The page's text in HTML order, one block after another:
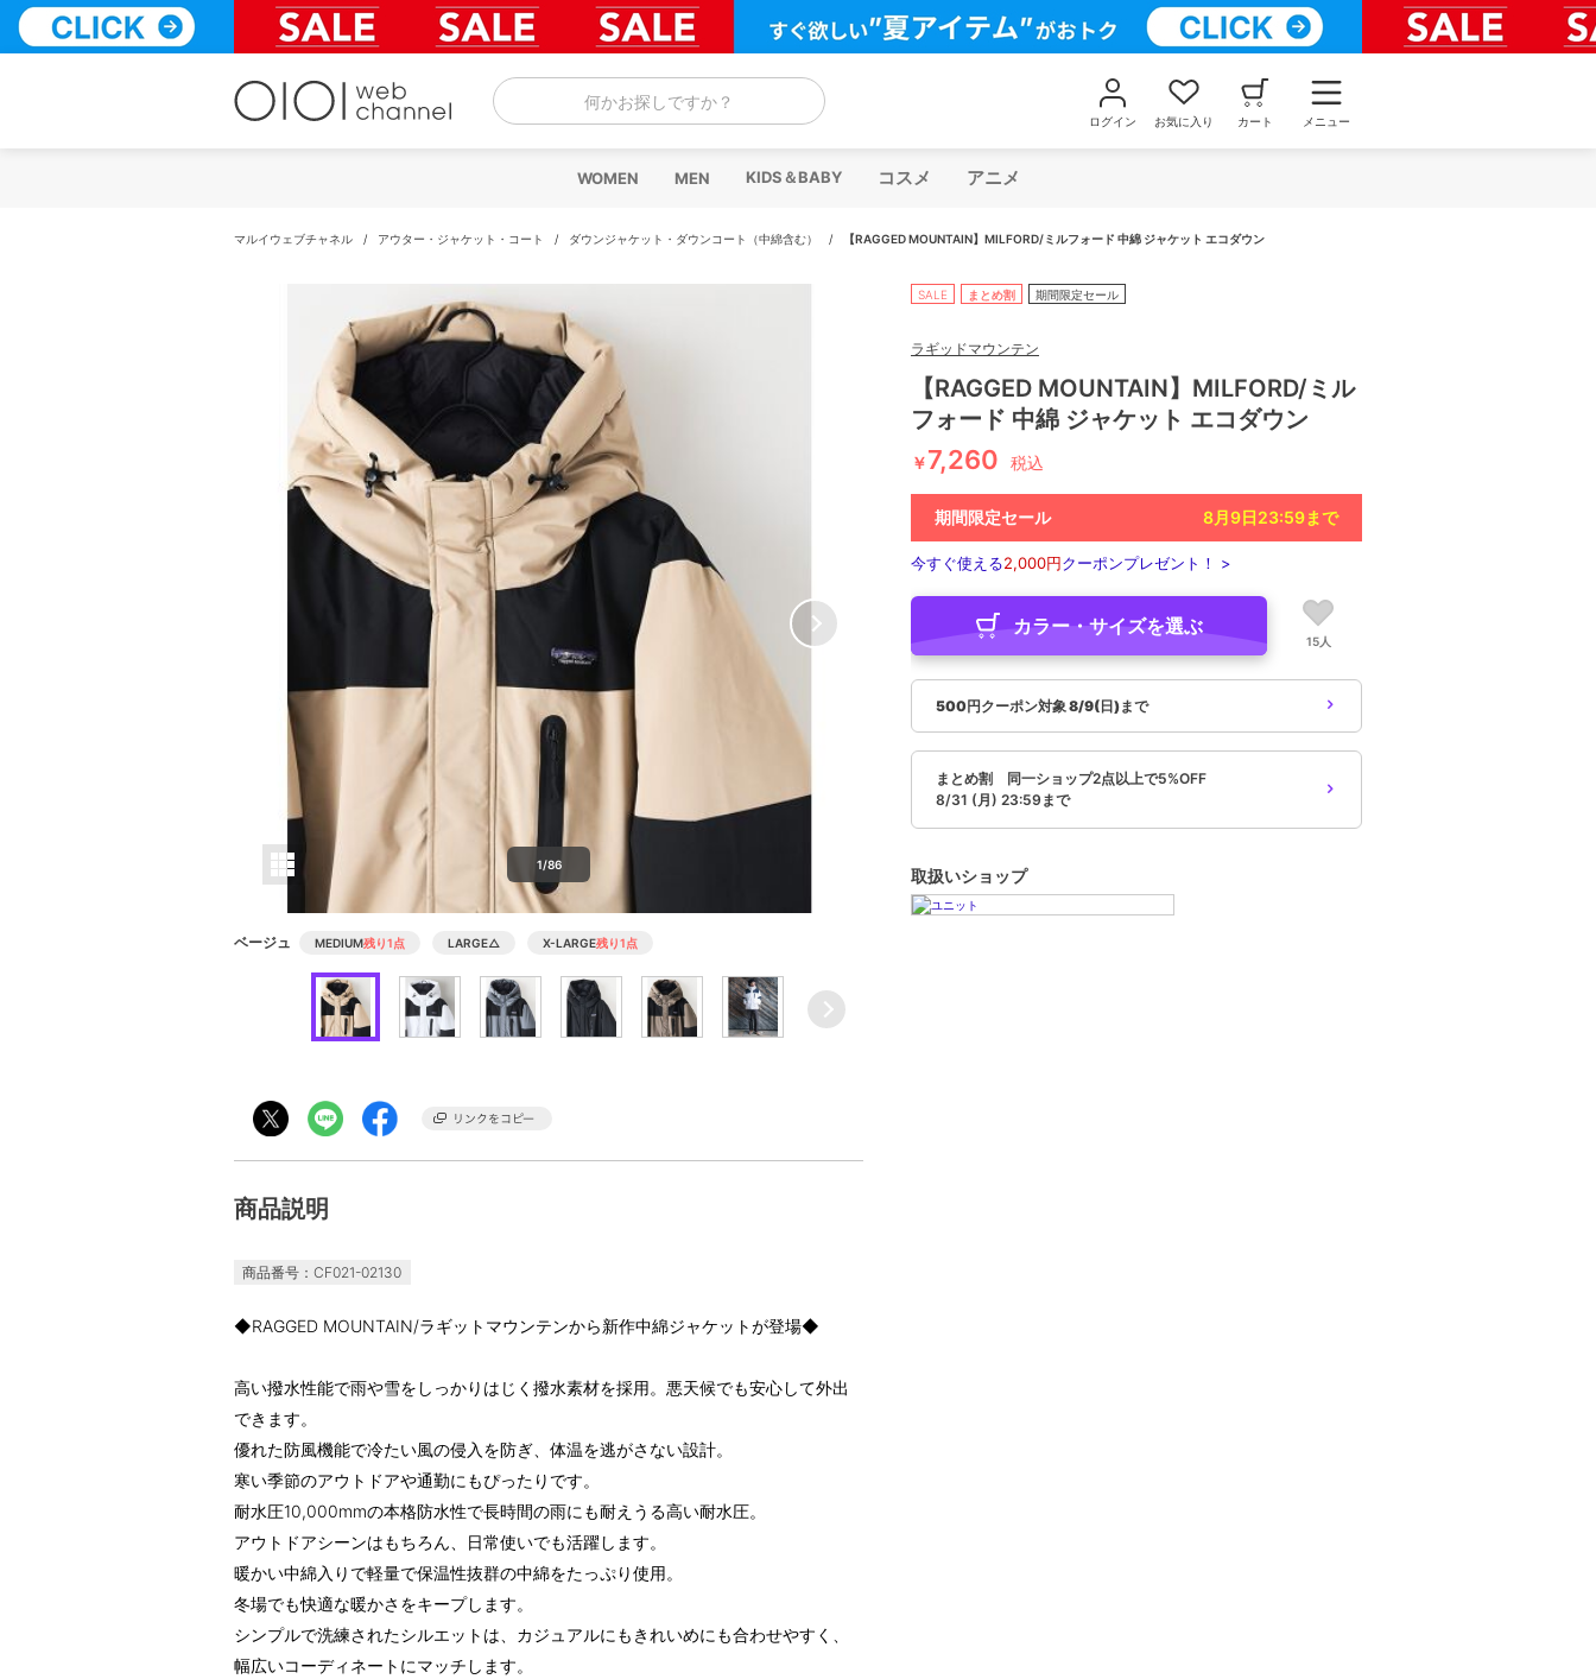
テ
何かお探しですか？
ログイン お気に入り カート メニュー
WOMEN MEN KIDS＆BABY コスメ アニメ
マルイウェブチャネル / アウター・ジャケット・コート / ダウンジャケット・ダウンコート（中綿含む） / 【RAGGED MOUNTAIN】MILFORD/ミルフォード 中綿 ジャケット エコダウン
1/86
ベージュ MEDIUM残り1点 LARGE△ X-LARGE残り1点
商品説明
商品番号：CF021-02130
◆RAGGED MOUNTAIN/ラギットマウンテンから新作中綿ジャケットが登場◆
高い撥水性能で雨や雪をしっかりはじく撥水素材を採用。悪天候でも安心して外出
できます。
優れた防風機能で冷たい風の侵入を防ぎ、体温を逃がさない設計。
寒い季節のアウトドアや通勤にもぴったりです。
耐水圧10,000mmの本格防水性で長時間の雨にも耐えうる高い耐水圧。
アウトドアシーンはもちろん、日常使いでも活躍します。
暖かい中綿入りで軽量で保温性抜群の中綿をたっぷり使用。
冬場でも快適な暖かさをキープします。
シンプルで洗練されたシルエットは、カジュアルにもきれいめにも合わせやすく、
幅広いコーディネートにマッチします。
SALE まとめ割 期間限定セール
ラギッドマウンテン
【RAGGED MOUNTAIN】MILFORD/ミル
フォード 中綿 ジャケット エコダウン
￥7,260 税込
期間限定セール 8月9日23:59まで
今すぐ使える2,000円クーポンプレゼント！ >
カラー・サイズを選ぶ
15人
500円クーポン対象 8/9(日)まで
まとめ割 同一ショップ2点以上で5%OFF
8/31 (月) 23:59まで
取扱いショップ